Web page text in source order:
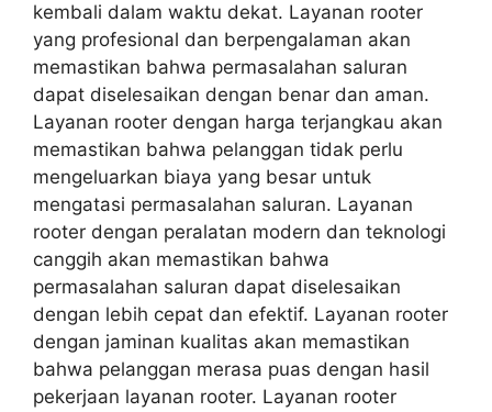
kembali dalam waktu dekat. Layanan rooter
yang profesional dan berpengalaman akan
memastikan bahwa permasalahan saluran
dapat diselesaikan dengan benar dan aman.
Layanan rooter dengan harga terjangkau akan
memastikan bahwa pelanggan tidak perlu
mengeluarkan biaya yang besar untuk
mengatasi permasalahan saluran. Layanan
rooter dengan peralatan modern dan teknologi
canggih akan memastikan bahwa
permasalahan saluran dapat diselesaikan
dengan lebih cepat dan efektif. Layanan rooter
dengan jaminan kualitas akan memastikan
bahwa pelanggan merasa puas dengan hasil
pekerjaan layanan rooter. Layanan rooter